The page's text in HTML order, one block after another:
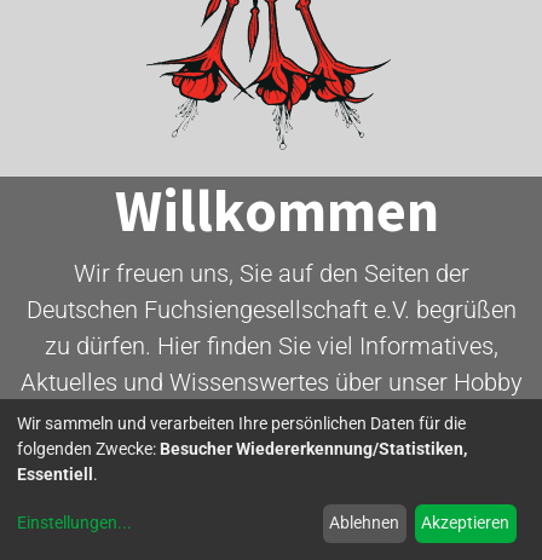
Willkommen
Wir freuen uns, Sie auf den Seiten der
Deutschen Fuchsiengesellschaft e.V. begrüßen
zu dürfen. Hier finden Sie viel Informatives,
Aktuelles und Wissenswertes über unser Hobby
- die Fuchsie.
Wir sammeln und verarbeiten Ihre persönlichen Daten für die
folgenden Zwecke: Besucher Wiedererkennung/Statistiken,
Essentiell .
Einstellungen... Ablehnen Akzeptieren